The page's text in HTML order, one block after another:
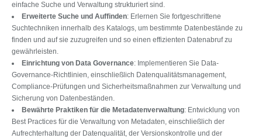
einfache Suche und Verwaltung strukturiert sind.
Erweiterte Suche und Auffinden: Erlernen Sie fortgeschrittene
Suchtechniken innerhalb des Katalogs, um bestimmte Datenbestände zu
finden und auf sie zuzugreifen und so einen effizienten Datenabruf zu
gewährleisten.
Einrichtung von Data Governance: Implementieren Sie Data-
Governance-Richtlinien, einschließlich Datenqualitätsmanagement,
Compliance-Prüfungen und Sicherheitsmaßnahmen zur Verwaltung und
Sicherung von Datenbeständen.
Bewährte Praktiken für die Metadatenverwaltung: Entwicklung von
Best Practices für die Verwaltung von Metadaten, einschließlich der
Aufrechterhaltung der Datenqualität, der Versionskontrolle und der